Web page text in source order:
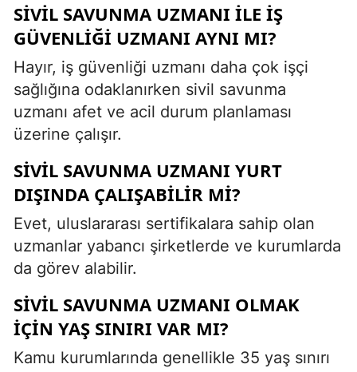
SIVIL SAVUNMA UZMANI ILE IŞ
GÜVENLIĞI UZMANI AYNI MI?
Hayır, iş güvenliği uzmanı daha çok işçi
sağlığına odaklanırken sivil savunma
uzmanı afet ve acil durum planlaması
üzerine çalışır.
SIVIL SAVUNMA UZMANI YURT
DIŞINDA ÇALIŞABILIR MI?
Evet, uluslararası sertifikalara sahip olan
uzmanlar yabancı şirketlerde ve kurumlarda
da görev alabilir.
SIVIL SAVUNMA UZMANI OLMAK
IÇIN YAŞ SINIRI VAR MI?
Kamu kurumlarında genellikle 35 yaş sınırı